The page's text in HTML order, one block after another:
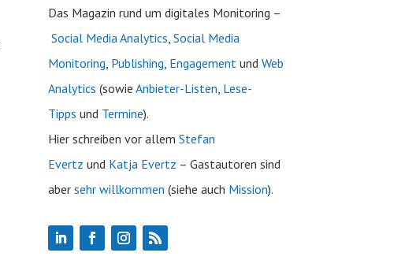
Das Magazin rund um digitales Monitoring –
Social Media Analytics, Social Media
Monitoring, Publishing, Engagementund Web
Analytics (sowie Anbieter-Listen, Lese-
Tipps und Termine).
Hier schreiben vor allem Stefan
Evertz und Katja Evertz – Gastautoren sind
aber sehr willkommen (siehe auch Mission).